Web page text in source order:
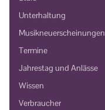
Unterhaltung
Musikneuerscheinungen
Termine
Jahrestag und Anlässe
Wissen
Verbraucher